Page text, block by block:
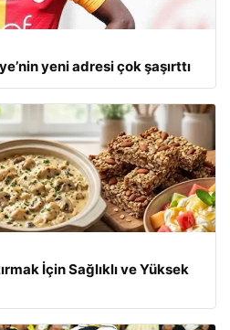
yeni adresi çok şaşırttı
İçin Sağlıklı ve Yüksek